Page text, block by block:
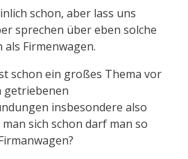
schon, aber lass uns
sprechen über eben solche
Firmenwagen.
schon ein großes Thema vor
getriebenen
insbesondere also
sich schon darf man so